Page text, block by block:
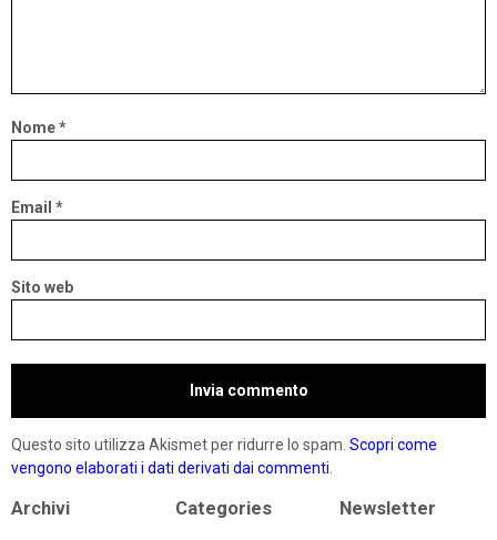
Nome*
Email *
Sito web
Questo sito utilizza Akismet per ridurre lo spam. Scopri come
vengono elaborati i dati derivati dai commenti.
Archivi Categories Newsletter